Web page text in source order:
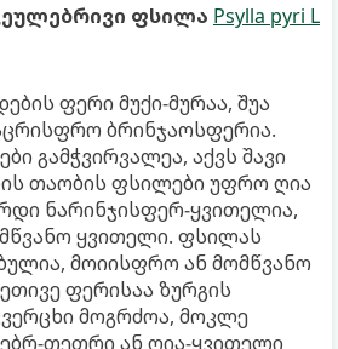
ფსილა Psylla pyri L
ფერი მუქი-მურაა, შუა
ბრინჯაოსფერია.
გამჭვირვალეა, აქვს შავი
თაობის ფსილები უფრო ღია
ნარინჯისფერ-ყვითელია,
ყვითელი. ფსილას
მოიისფრო ან მომწვანო
ფერისაა ზურგის
მოგრძოა, მოკლე
თეთრი ან ღია-ყვითელი